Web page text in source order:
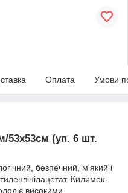
Оплата Умови
53х53см (уп. 6 шт.
безпечний, м'який і
Килимок-
високими